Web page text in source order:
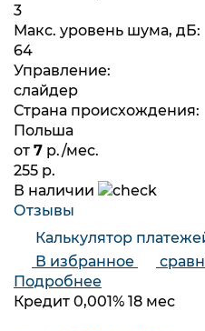
3
Макс. уровень шума, дБ:
64
Управление:
слайдер
Страна происхождения:
Польша
от 7 р./мес.
255 р.
В наличии
Отзывы
Калькулятор
В избранное
Подробнее
Кредит 0,001% 18 мес